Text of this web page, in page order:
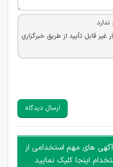
غیر قابل تأیید از طریق خبرگزاری
ندارد.
به هر طریقی قصد مأیوس کردن
سایر افراد (مسئول و غیر مسئول)
حضوری چه به صورت دسته
وجود ندارد.
ارسال دیدگاه
های مهم استخدامی از
اینجا کلیک نمایید